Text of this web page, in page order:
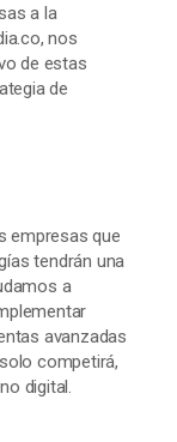
a la
nos
de estas
de
empresas que
tendrán una
a
avanzadas
competirá,
digital.